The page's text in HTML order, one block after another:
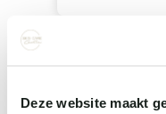
Deze website maakt